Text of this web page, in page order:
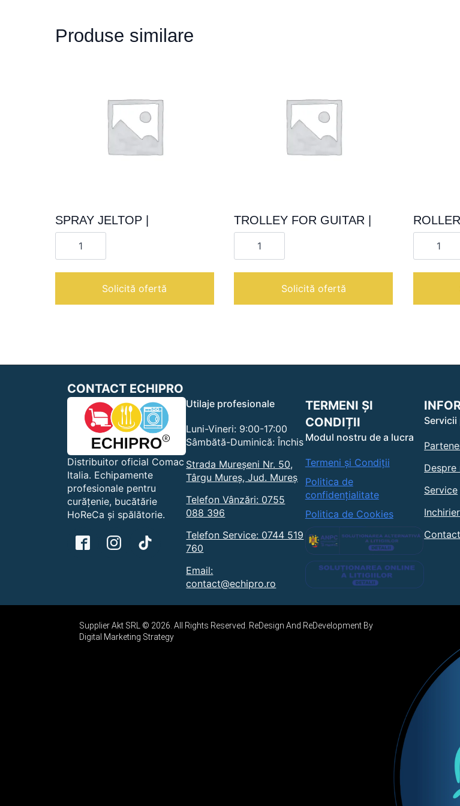
Produse similare
SPRAY JELTOP |
Cantitate
SPRAY
JELTOP
Solicită ofertă
TROLLEY FOR GUITAR |
Cantitate
TROLLEY
FOR
|
Solicită ofertă
Cantitate
ROLLERO
PLUS
V
CONTACT ECHIPRO
Distribuitor oficial Comac
Italia. Echipamente
profesionale pentru
curățenie, bucătărie
HoReCa și spălătorie.
Utilaje profesionale
Luni-Vineri: 9:00-17:00
Sâmbătă-Duminică: Închis
Strada Mureșeni Nr. 50,
Târgu Mureș, Jud. Mureș
Telefon Vânzări: 0755
088 396
Telefon Service: 0744 519
760
Email:
contact@echipro.ro
TERMENI ȘI
CONDIȚII
Modul nostru de a lucra
Termeni și Condiții
Politica de
confidențialitate
Politica de Cookies
Despre
Service
Contact
Supplier Akt SRL © 2026. All Rights Reserved. ReDesign And ReDevelopment By
Digital Marketing Strategy